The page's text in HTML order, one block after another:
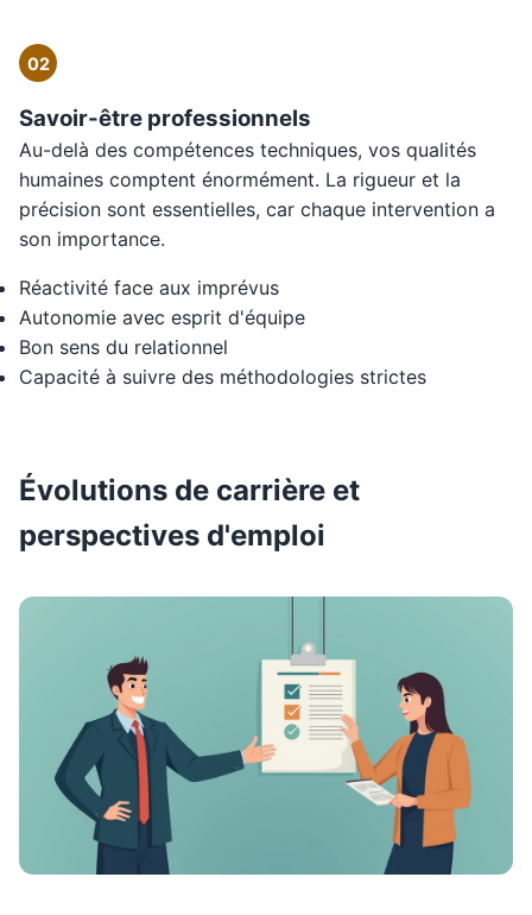
02
Savoir-être professionnels
Au-delà des compétences techniques, vos qualités
humaines comptent énormément. La rigueur et la
précision sont essentielles, car chaque intervention a
son importance.
Réactivité face aux imprévus
Autonomie avec esprit d'équipe
Bon sens du relationnel
Capacité à suivre des méthodologies strictes
Évolutions de carrière et
perspectives d'emploi